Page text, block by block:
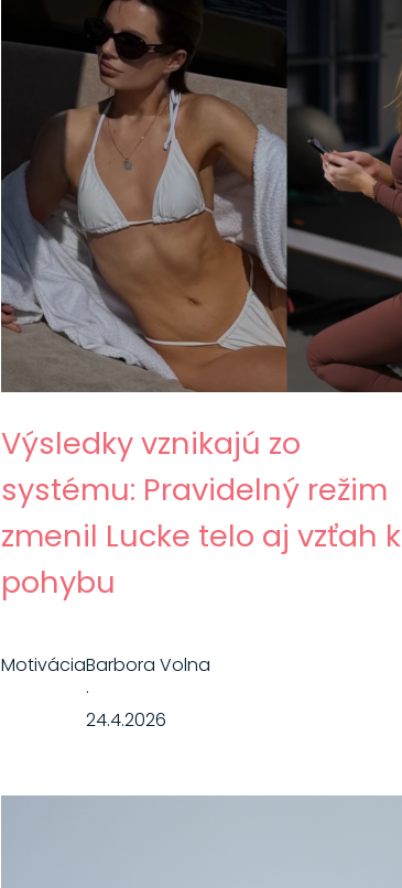
Výsledky vznikajú zo
systému: Pravidelný režim
zmenil Lucke telo aj vzťah k
pohybu
MotiváciaBarbora Volna
·
24.4.2026